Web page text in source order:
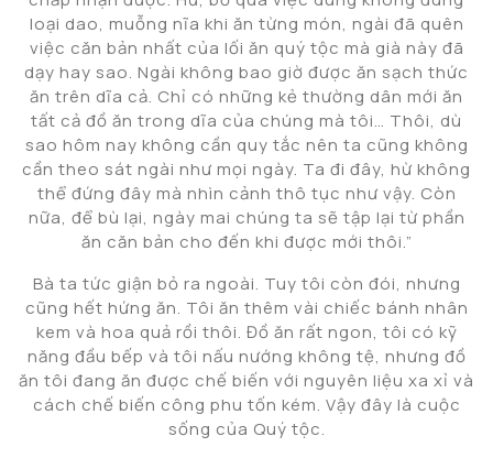
loại dao, muỗng nĩa khi ăn từng món, ngài đã quên
việc căn bản nhất của lối ăn quý tộc mà già này đã
dạy hay sao. Ngài không bao giờ được ăn sạch thức
ăn trên dĩa cả. Chỉ có những kẻ thường dân mới ăn
tất cả đồ ăn trong dĩa của chúng mà tôi… Thôi, dù
sao hôm nay không cần quy tắc nên ta cũng không
cần theo sát ngài như mọi ngày. Ta đi đây, hừ không
thể đứng đây mà nhìn cảnh thô tục như vậy. Còn
nữa, để bù lại, ngày mai chúng ta sẽ tập lại từ phần
ăn căn bản cho đến khi được mới thôi.”
Bà ta tức giận bỏ ra ngoài. Tuy tôi còn đói, nhưng
cũng hết hứng ăn. Tôi ăn thêm vài chiếc bánh nhân
kem và hoa quả rồi thôi. Đồ ăn rất ngon, tôi có kỹ
năng đầu bếp và tôi nấu nướng không tệ, nhưng đồ
ăn tôi đang ăn được chế biến với nguyên liệu xa xỉ và
cách chế biến công phu tốn kém. Vậy đây là cuộc
sống của Quý tộc.